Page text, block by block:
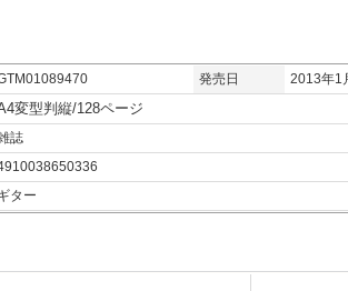
発売日
2013年1
変型判縦/128ページ
誌
ター